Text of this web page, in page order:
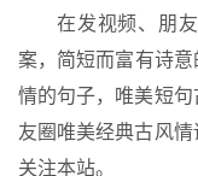
在发视频、朋
案，简短而富有诗
情的句子，唯美短
友圈唯美经典古风
关注本站。